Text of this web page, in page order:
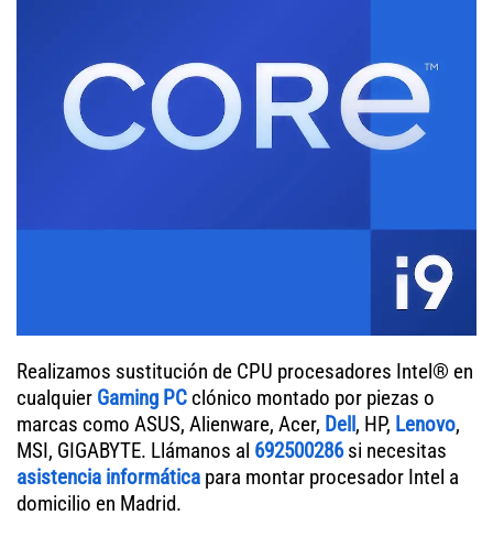
Realizamos sustitución de CPU procesadores Intel® en
cualquier Gaming PC clónico montado por piezas o
marcas como ASUS, Alienware, Acer, Dell, HP, Lenovo,
MSI, GIGABYTE. Llámanos al 692500286si necesitas
asistencia informática para montar procesador Intel a
domicilio en Madrid.